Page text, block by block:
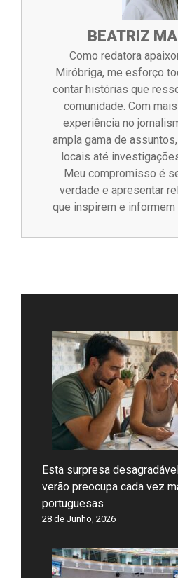
BEATRIZ
Como redatora
Miróbriga, me esforço
contar histórias que
comunidade. Com
experiência no
ampla gama de
locais até
Meu compromisso é
verdade e apresentar
que inspirem e
Esta surpresa
verão preocupa cada vez
portuguesas
28 de Junho, 2026